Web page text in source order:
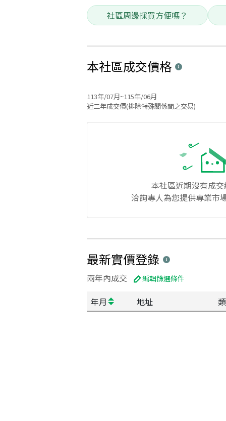
社區周邊採買方便嗎？
本社區成交價格
113年/07月~115年/06月
近二年成交價(排除特殊關係間之交易)
本社區近期沒有成
洽詢專人為您提供專業市
最新實價登錄
兩年內成交 編輯篩選條件
年月 地址